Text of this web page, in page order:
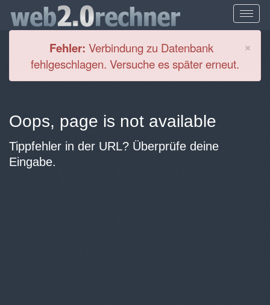
×
Fehler: Verbindung zu Datenbank
fehlgeschlagen. Versuche es später erneut.
Oops, page is not available
Tippfehler in der URL? Überprüfe deine
Eingabe.